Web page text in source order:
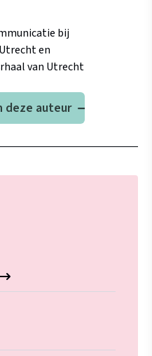
bij
en
van Utrecht
deze auteur